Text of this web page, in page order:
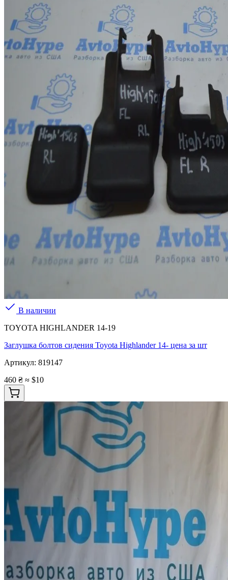
В наличии
TOYOTA HIGHLANDER 14-19
Заглушка болтов сидения Toyota Highlander 14- цена за шт
Артикул: 819147
460 ₴ ≈ $10